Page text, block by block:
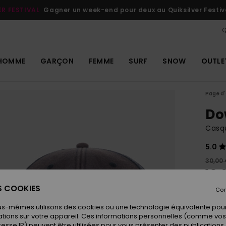
FESTIVAL Gagner un week-end pour deux au Quiksilver
GARÇON FEMME SURF SNOW
Page
5.0
30,00
COOKIES
mêmes utilisons des cookies ou une technologie équivalente
sur votre appareil. Ces informations personnelles (comme